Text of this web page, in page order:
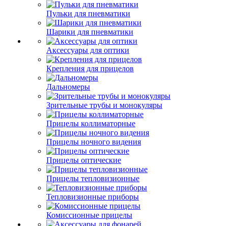
Пульки для пневматики
Шарики для пневматики
Аксессуары для оптики
Крепления для прицелов
Дальномеры
Зрительные трубы и монокуляры
Прицелы коллиматорные
Прицелы ночного видения
Прицелы оптические
Прицелы тепловизионные
Тепловизионные приборы
Комиссионные прицелы